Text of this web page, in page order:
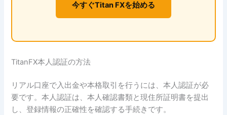
今すぐTitan FXを始める
TitanFX本人認証の方法
リアル口座で入出金や本格取引を行うには、本人認証が必
要です。本人認証は、本人確認書類と現住所証明書を提出
し、登録情報の正確性を確認する手続きです。